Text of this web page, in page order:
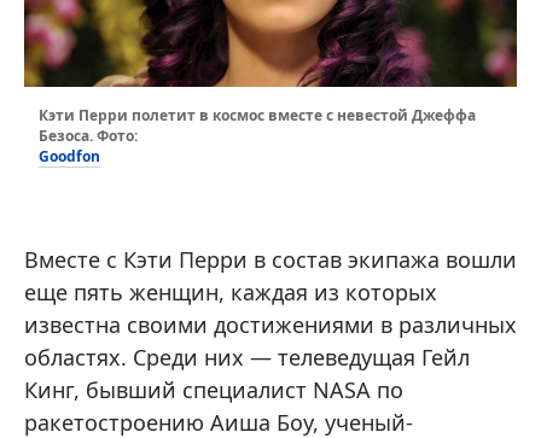
Кэти Перри полетит в космос вместе с невестой Джеффа
Безоса. Фото:
Goodfon
Вместе с Кэти Перри в состав экипажа вошли
еще пять женщин, каждая из которых
известна своими достижениями в различных
областях. Среди них — телеведущая Гейл
Кинг, бывший специалист NASA по
ракетостроению Аиша Боу, ученый-